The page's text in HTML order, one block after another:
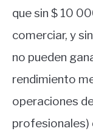
que sin $ 10
comerciar, y
no pueden
rendimiento
operaciones
profesionales)